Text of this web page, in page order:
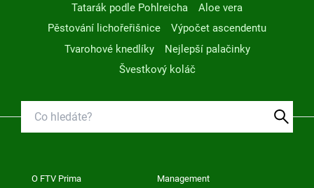
Tatarák podle Pohlreicha
Aloe vera
Pěstování lichořeřišnice
Výpočet ascendentu
Tvarohové knedlíky
Nejlepší palačinky
Švestkový koláč
O FTV Prima Management